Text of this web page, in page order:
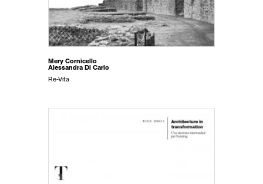
Mery Cornicello
Alessandra Di Carlo
Re-Vita